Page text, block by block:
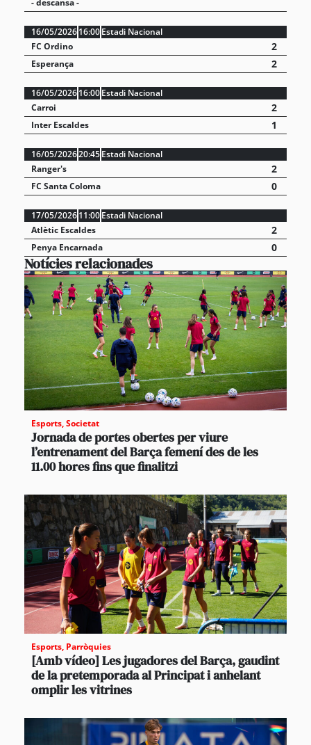
- descansa -
16/05/202616:00Estadi Nacional
FC Ordino
2
Esperança 2
16/05/202616:00Estadi Nacional
Carroi
2
Inter Escaldes 1
16/05/202620:45Estadi Nacional
Ranger's
2
FC Santa Coloma 0
17/05/202611:00Estadi Nacional
Atlètic Escaldes
2
Penya Encarnada 0
Notícies relacionades
Esports,Societat
Jornada de portes obertes per viure
l’entrenament del Barça femení des de les
11.00 hores fins que finalitzi
Esports, Parròquies
[Amb vídeo] Les jugadores del Barça, gaudint
de la pretemporada al Principat i anhelant
omplir les vitrines